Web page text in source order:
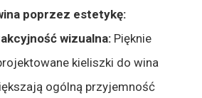
poprzez estetykę:
wizualna: Pięknie
kieliszki do wina
ogólną przyjemność